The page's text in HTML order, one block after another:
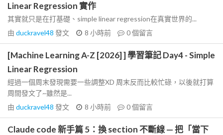
Linear Regression 實作
其實就只是在打基礎、simple linear regression在真實世界的...
由 duckravel48 發文 8 小時前 0個留言
[Machine Learning A-Z [2026] ] 學習筆記 Day4 - Simple
Linear Regression
經過一個周末發現需要一些調整XD 周末反而比較忙碌，以後就打算
周間發文了~雖然是...
由 duckravel48 發文 8 小時前 0個留言
Claude code 新手篇 5：換 section 不斷線 — 把「當下